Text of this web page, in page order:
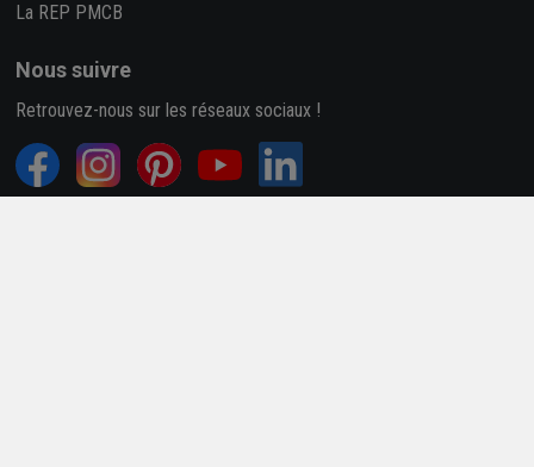
La REP PMCB
Nous suivre
Retrouvez-nous sur les réseaux sociaux !